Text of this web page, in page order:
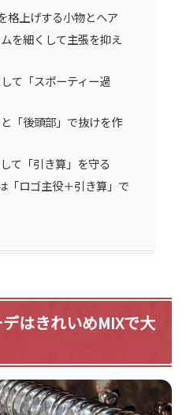
格上げする小物とヘア
を細くして主張を抑え
て「スポーティー過
「後頭部」で抜けを作
て「引き算」を守る
「ロゴ主役＋引き算」で
はきれいめMIXで大